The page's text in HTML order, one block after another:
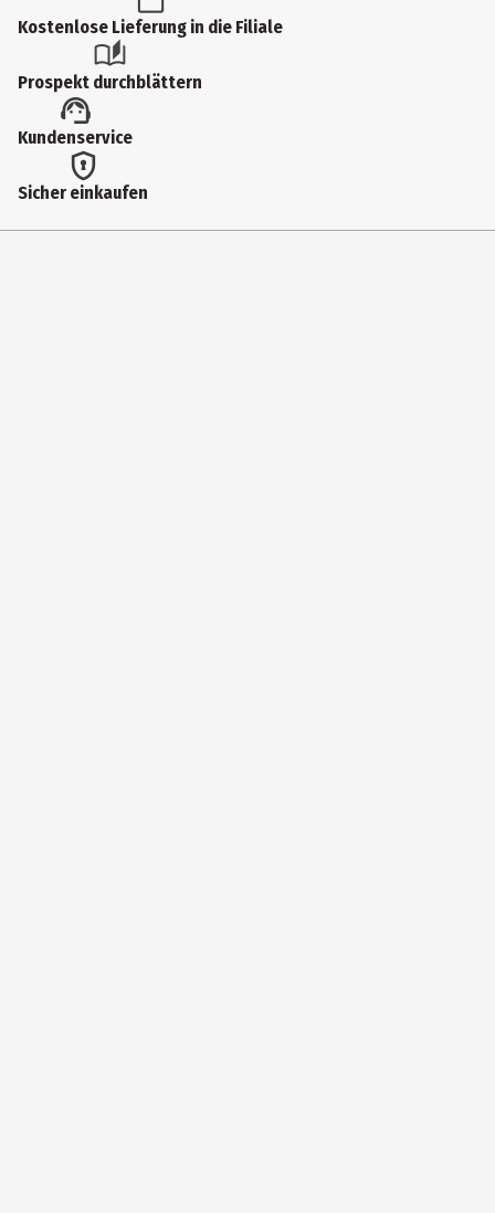
Kostenlose Lieferung in die Filiale
Prospekt durchblättern
Kundenservice
Sicher einkaufen